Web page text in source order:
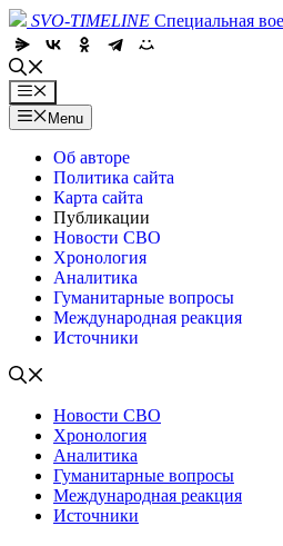
Skip
to
content
SVO-TIMELINE Специальная
Menu
Menu
Об авторе
Политика сайта
Карта сайта
Публикации
Новости СВО
Хронология
Аналитика
Гуманитарные вопросы
Международная реакция
Источники
Новости СВО
Хронология
Аналитика
Гуманитарные вопросы
Международная реакция
Источники